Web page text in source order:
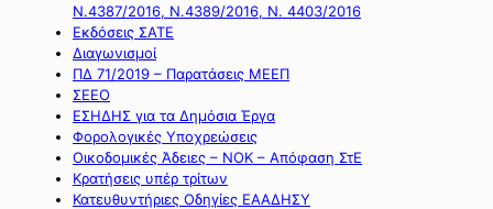
Ν.4387/2016, Ν.4389/2016, Ν. 4403/2016
Εκδόσεις ΣΑΤΕ
Διαγωνισμοί
ΠΔ 71/2019 – Παρατάσεις ΜΕΕΠ
ΣΕΕΟ
ΕΣΗΔΗΣ για τα Δημόσια Έργα
Φορολογικές Υποχρεώσεις
Οικοδομικές Άδειες – ΝΟΚ – Απόφαση ΣτΕ
Κρατήσεις υπέρ τρίτων
Κατευθυντήριες Οδηγίες ΕΑΑΔΗΣΥ